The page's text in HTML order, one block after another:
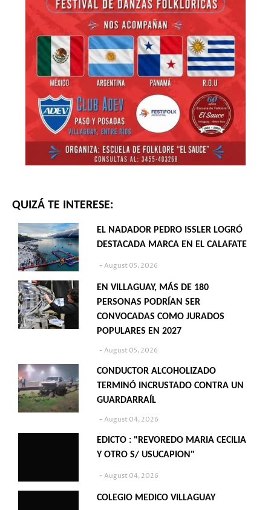
QUIZÁ TE INTERESE:
EL NADADOR PEDRO ISSLER LOGRÓ
DESTACADA MARCA EN EL CALAFATE
August 05, 2026
EN VILLAGUAY, MÁS DE 180
PERSONAS PODRÍAN SER
CONVOCADAS COMO JURADOS
POPULARES EN 2027
August 05, 2026
CONDUCTOR ALCOHOLIZADO
TERMINÓ INCRUSTADO CONTRA UN
GUARDARRAÍL
August 04, 2026
EDICTO : "REVOREDO MARIA CECILIA
Y OTRO S/ USUCAPION"
August 04, 2026
COLEGIO MEDICO VILLAGUAY